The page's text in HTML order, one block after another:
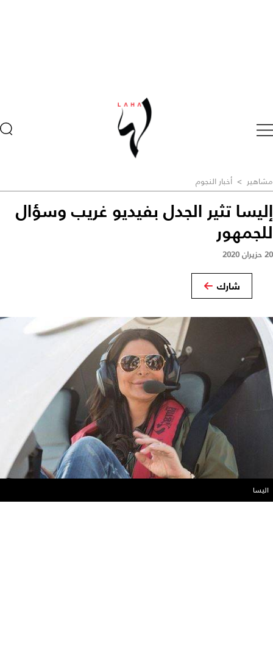
مشاهير > أخبار النجوم
إليسا تثير الجدل بفيديو غريب وسؤال
للجمهور
20 حزيران 2020
شارك
اليسا